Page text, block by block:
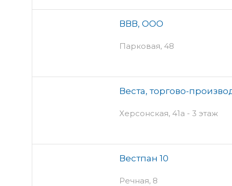
ВВВ, ООО
Парковая, 48
Веста, торгово-
Херсонская, 41а - 3 этаж
Вестпан 10
Речная, 8